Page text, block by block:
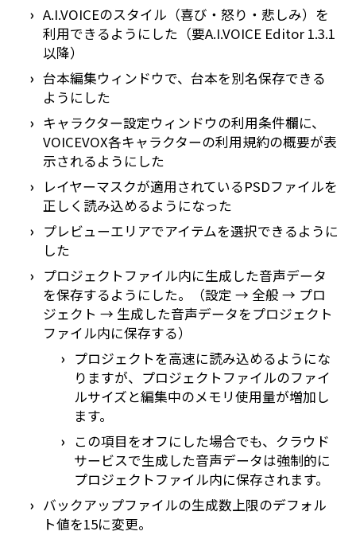
A.I.VOICEのスタイル（喜び・怒り・悲しみ）を
利用できるようにした（要A.I.VOICE Editor 1.3.1
以降）
台本編集ウィンドウで、台本を別名保存できる
ようにした
キャラクター設定ウィンドウの利用条件欄に、
VOICEVOX各キャラクターの利用規約の概要が表
示されるようにした
レイヤーマスクが適用されているPSDファイルを
正しく読み込めるようになった
プレビューエリアでアイテムを選択できるように
した
プロジェクトファイル内に生成した音声データ
を保存するようにした。（設定 → 全般 → プロ
ジェクト → 生成した音声データをプロジェクト
ファイル内に保存する）
プロジェクトを高速に読み込めるようにな
りますが、プロジェクトファイルのファイ
ルサイズと編集中のメモリ使用量が増加し
ます。
この項目をオフにした場合でも、クラウド
サービスで生成した音声データは強制的に
プロジェクトファイル内に保存されます。
バックアップファイルの生成数上限のデフォル
ト値を15に変更。